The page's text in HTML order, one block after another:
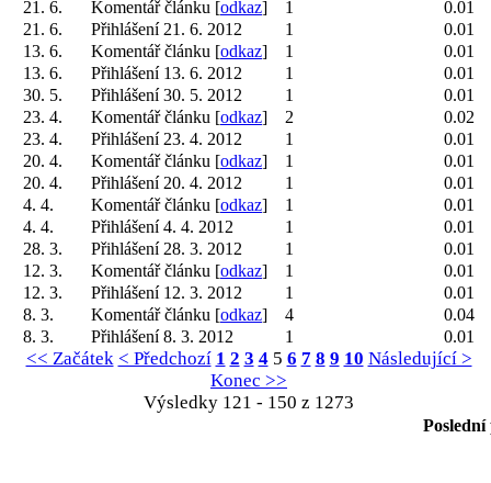
21. 6.
Komentář článku [odkaz] 1
0.01
21. 6.
Přihlášení 21. 6. 2012 1
0.01
13. 6.
Komentář článku [odkaz] 1
0.01
13. 6.
Přihlášení 13. 6. 2012 1
0.01
30. 5.
Přihlášení 30. 5. 2012 1
0.01
23. 4.
Komentář článku [odkaz] 2
0.02
23. 4.
Přihlášení 23. 4. 2012 1
0.01
20. 4.
Komentář článku [odkaz] 1
0.01
20. 4.
Přihlášení 20. 4. 2012 1
0.01
4. 4.
Komentář článku [odkaz] 1
0.01
4. 4.
Přihlášení 4. 4. 2012 1
0.01
28. 3.
Přihlášení 28. 3. 2012 1
0.01
12. 3.
Komentář článku [odkaz] 1
0.01
12. 3.
Přihlášení 12. 3. 2012 1
0.01
8. 3.
Komentář článku [odkaz] 4
0.04
8. 3.
Přihlášení 8. 3. 2012 1 0.01
<< Začátek < Předchozí 1 2 3 4 5 6 7 8 9 10 Následující >
Konec >>
Výsledky 121 - 150 z 1273